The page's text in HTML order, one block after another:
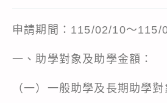
申請期間：115/02/10～115/
一、助學對象及助學金額：
（一）一般助學及長期助學對